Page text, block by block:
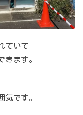
ていて
きます。
気です。